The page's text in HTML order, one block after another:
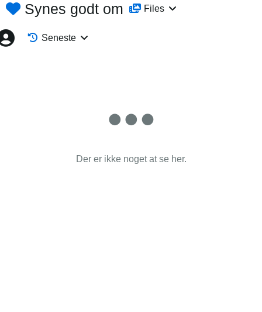
Synes godt om Files
Seneste
Der er ikke noget at se her.